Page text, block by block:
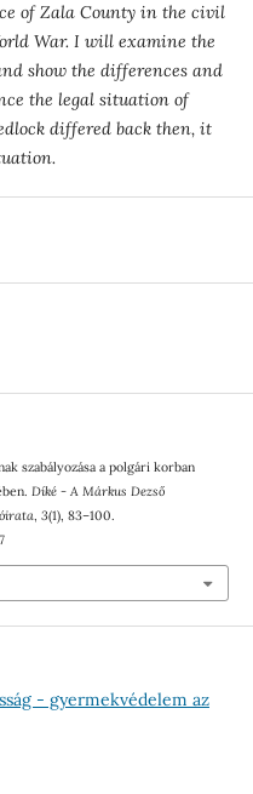
of Zala County in the civil
War. I will examine the
show the differences and
the legal situation of
differed back then, it
szabályozása a polgári korban
Díké - A Márkus Dezső
, 3(1), 83–100.
- gyermekvédelem az